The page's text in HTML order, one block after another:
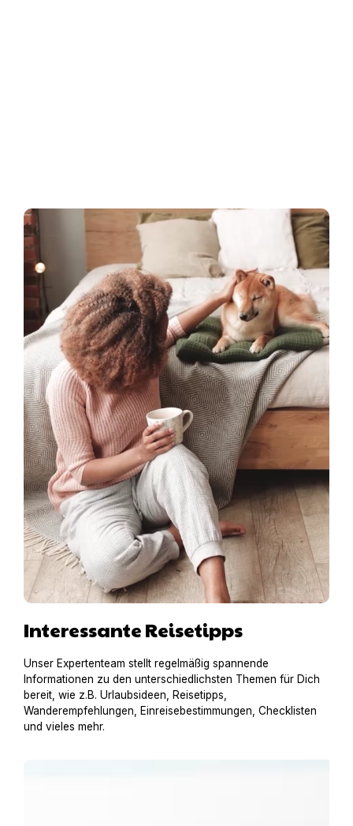
Interessante Reisetipps
Unser Expertenteam stellt regelmäßig spannende
Informationen zu den unterschiedlichsten Themen für Dich
bereit, wie z.B. Urlaubsideen, Reisetipps,
Wanderempfehlungen, Einreisebestimmungen, Checklisten
und vieles mehr.